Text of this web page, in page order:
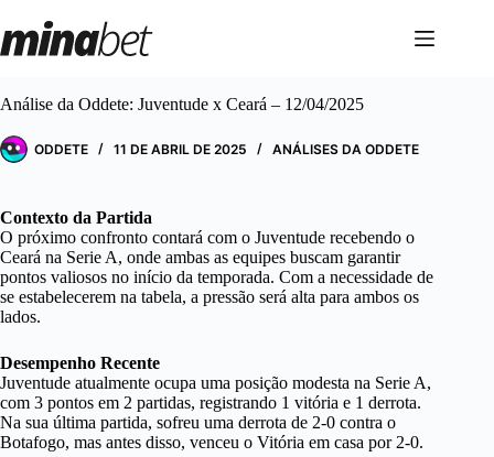
para
o
Análise da Oddete: Juventude x Ceará – 12/04/2025
ODDETE 11 DE ABRIL DE 2025 ANÁLISES DA ODDETE
Contexto da Partida
O próximo confronto contará com o Juventude recebendo o
Ceará na Serie A, onde ambas as equipes buscam garantir
pontos valiosos no início da temporada. Com a necessidade de
se estabelecerem na tabela, a pressão será alta para ambos os
lados.
Desempenho Recente
Juventude atualmente ocupa uma posição modesta na Serie A,
com 3 pontos em 2 partidas, registrando 1 vitória e 1 derrota.
Na sua última partida, sofreu uma derrota de 2-0 contra o
Botafogo, mas antes disso, venceu o Vitória em casa por 2-0.